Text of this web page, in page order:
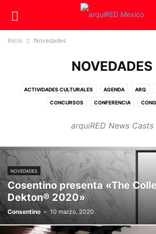
Inicio Novedades
NOVEDADES
ACTIVIDADES CULTURALES AGENDA ARQ
CONCURSOS CONFERENCIA
DISEÑO SUSTENTABLE ECO EDUCACIÓN
NOVEDADES OPINIÓN PATRIMONIO PREMIOS
RECONOCIMIENTO RESTAURACIÓN SIN
arquiRED News Casts
NOVEDADES
Cosentino presenta «The
Dekton® 2020»
Consentino - 10 marzo, 2020